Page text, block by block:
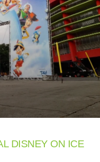
DISNEY ON ICE